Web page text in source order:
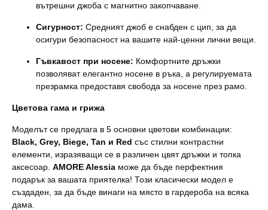
вътрешни джоба с магнитно закопчаване.
Сигурност: Средният джоб е снабден с цип, за да
осигури безопасност на вашите най-ценни лични вещи.
Гъвкавост при носене: Комфортните дръжки
позволяват елегантно носене в ръка, а регулируемата
презрамка предоставя свобода за носене през рамо.
Цветова гама и грижа
Моделът се предлага в 5 основни цветови комбинации:
Black, Grey, Biege, Tan и Red със стилни контрастни
елементи, изразяващи се в различен цвят дръжки и топка
аксесоар. AMORE Alessia може да бъде перфектния
подарък за вашата приятелка! Този класически модел е
създаден, за да бъде винаги на място в гардероба на всяка
дама.